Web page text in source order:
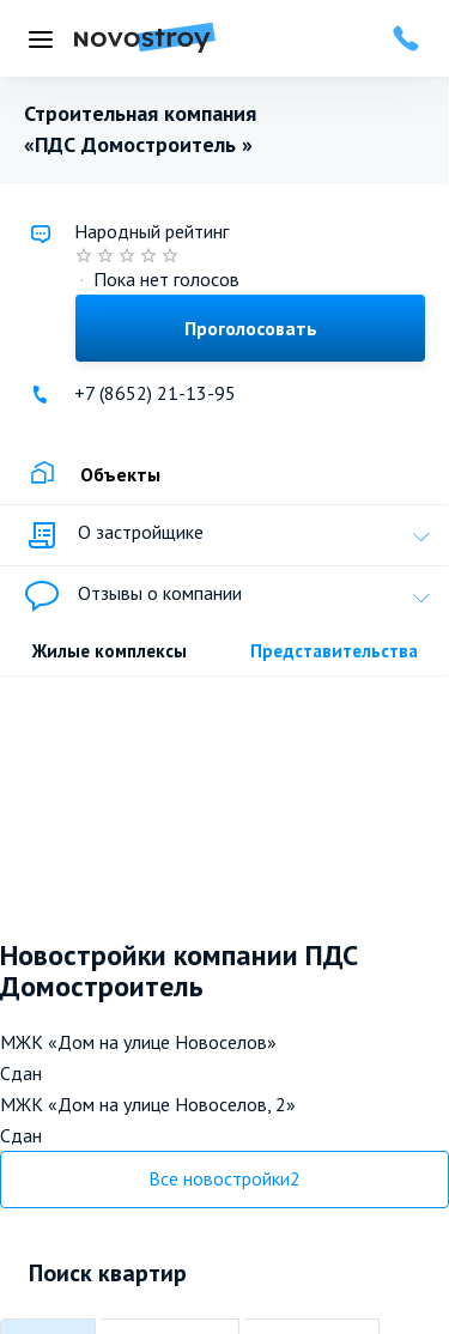
Меню
Строительная компания
«ПДС Домостроитель »
Народный рейтинг
· Пока нет голосов
Проголосовать
+7 (8652) 21-13-95
Объекты
О застройщике
Отзывы о компании
Жилые комплексы Представительства
Новостройки компании ПДС
Домостроитель
МЖК «Дом на улице Новоселов»
Сдан
МЖК «Дом на улице Новоселов, 2»
Сдан
Все новостройки2
Поиск квартир